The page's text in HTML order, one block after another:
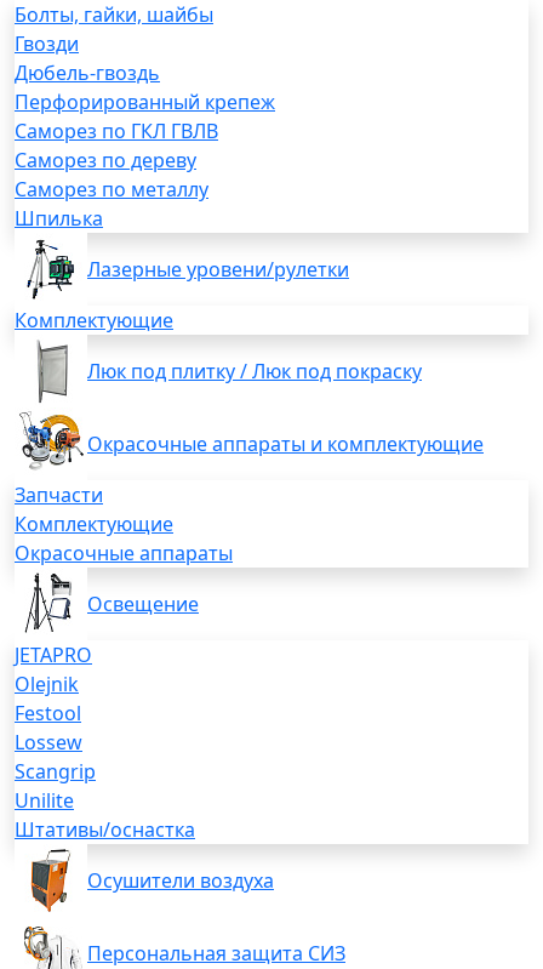
Болты, гайки, шайбы
Гвозди
Дюбель-гвоздь
Перфорированный крепеж
Саморез по ГКЛ ГВЛВ
Саморез по дереву
Саморез по металлу
Шпилька
Лазерные уровени/рулетки
Комплектующие
Люк под плитку / Люк под покраску
Окрасочные аппараты и комплектующие
Запчасти
Комплектующие
Окрасочные аппараты
Освещение
JETAPRO
Olejnik
Festool
Lossew
Scangrip
Unilite
Штативы/оснастка
Осушители воздуха
Персональная защита СИЗ